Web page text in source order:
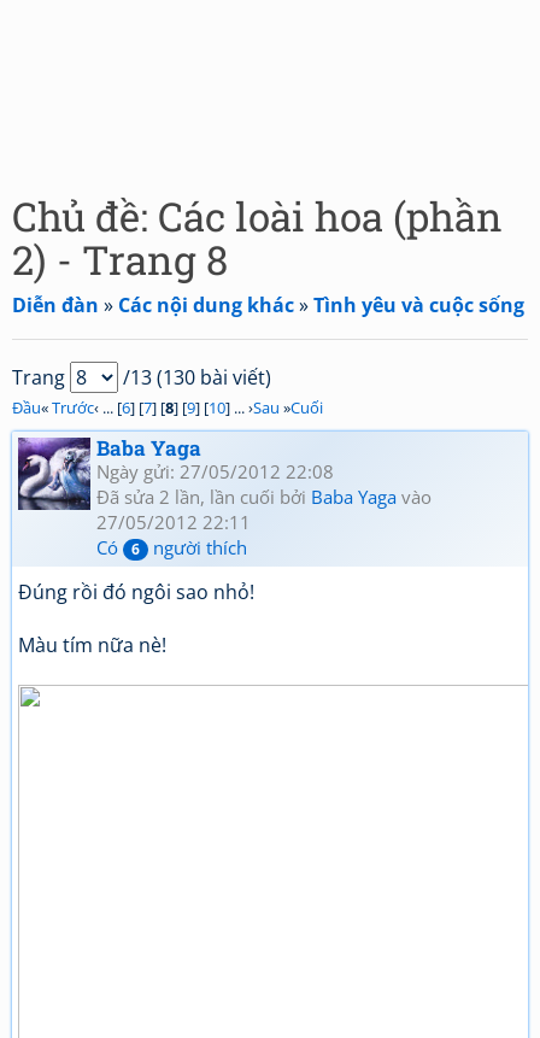
Chủ đề: Các loài hoa (phần
2) - Trang 8
Diễn đàn » Các nội dung khác»Tình yêu và cuộc sống
Trang /13 (130 bài viết)
Đầu«Trước‹ ... [6] [7] [8] [9] [10] ... ›Sau »Cuối
Baba Yaga
Ngày gửi: 27/05/2012 22:08
Đã sửa 2 lần, lần cuối bởi Baba Yaga vào
27/05/2012 22:11
Có
6 người thích
Đúng rồi đó ngôi sao nhỏ!
Màu tím nữa nè!